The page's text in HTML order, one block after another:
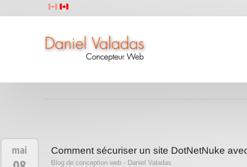
Comment sécuriser un site DotNetNuke
Blog de conception web - Daniel Valadas
mai